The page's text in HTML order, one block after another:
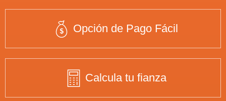
Opción de Pago Fácil
Calcula tu fianza